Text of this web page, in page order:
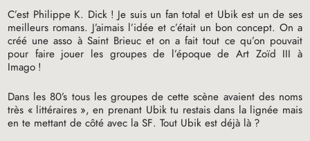
C’est Philippe K. Dick ! Je suis un fan total et Ubik est un de ses
meilleurs romans. J’aimais l’idée et c’était un bon concept. On a
créé une asso à Saint Brieuc et on a fait tout ce qu’on pouvait
pour faire jouer les groupes de l’époque de Art Zoïd III à
Imago !
Dans les 80’s tous les groupes de cette scène avaient des noms
très « littéraires », en prenant Ubik tu restais dans la lignée mais
en te mettant de côté avec laSF. Tout Ubik est déjà là ?